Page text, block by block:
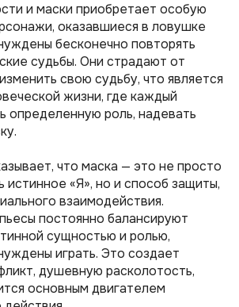
и маски приобретает особую
оказавшиеся в ловушке
бесконечно повторять
судьбы. Они страдают от
свою судьбу, что является
жизни, где каждый
определенную роль, надевать
что маска — это не просто
истинное «Я», но и способ защиты,
взаимодействия.
постоянно балансируют
сущностью и ролью,
играть. Это создает
душевную расколотость,
основным двигателем